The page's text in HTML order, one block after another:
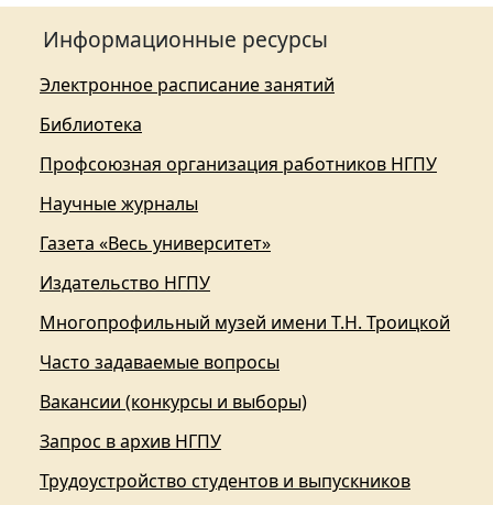
Информационные ресурсы
Электронное расписание занятий
Библиотека
Профсоюзная организация работников НГПУ
Научные журналы
Газета «Весь университет»
Издательство НГПУ
Многопрофильный музей имени Т.Н. Троицкой
Часто задаваемые вопросы
Вакансии (конкурсы и выборы)
Запрос в архив НГПУ
Трудоустройство студентов и выпускников